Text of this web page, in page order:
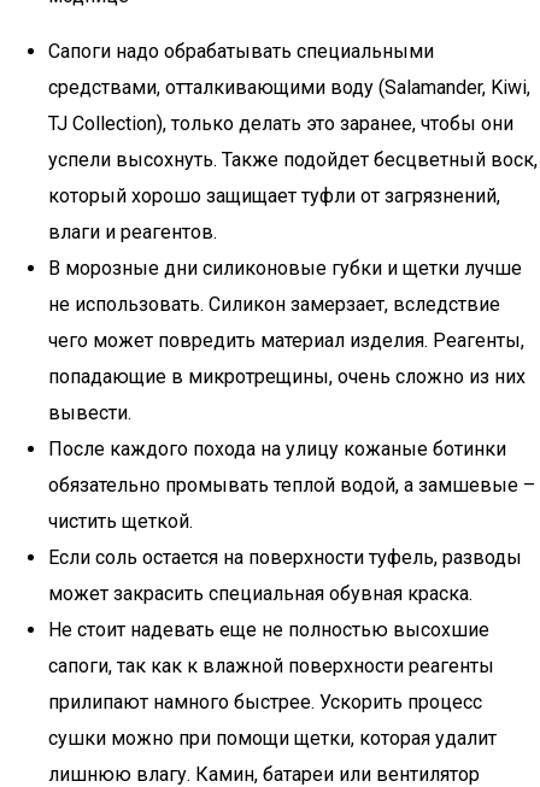
Сапоги надо обрабатывать специальными
средствами, отталкивающими воду (Salamander, Kiwi,
TJ Collection), только делать это заранее, чтобы они
успели высохнуть. Также подойдет бесцветный воск,
который хорошо защищает туфли от загрязнений,
влаги и реагентов.
В морозные дни силиконовые губки и щетки лучше
не использовать. Силикон замерзает, вследствие
чего может повредить материал изделия. Реагенты,
попадающие в микротрещины, очень сложно из них
вывести.
После каждого похода на улицу кожаные ботинки
обязательно промывать теплой водой, а замшевые –
чистить щеткой.
Если соль остается на поверхности туфель, разводы
может закрасить специальная обувная краска.
Не стоит надевать еще не полностью высохшие
сапоги, так как к влажной поверхности реагенты
прилипают намного быстрее. Ускорить процесс
сушки можно при помощи щетки, которая удалит
лишнюю влагу. Камин, батареи или вентилятор